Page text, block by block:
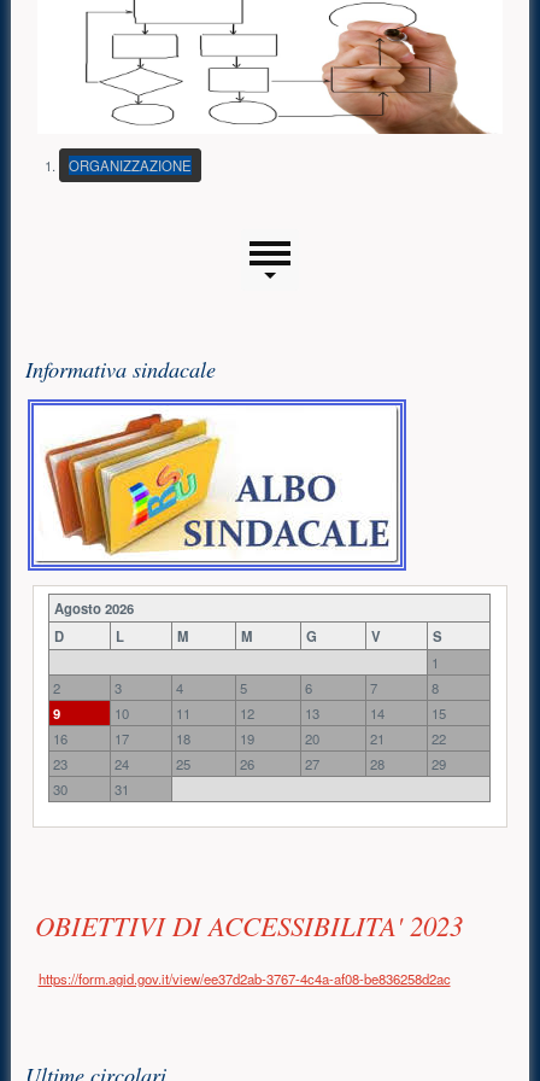
ORGANIZZAZIONE
Menu laterale
Informativa sindacale
Agosto 2026
D
L M M G V
S
1
2
3 4 5 6 7
8
9
10 11 12 13 14
15
16
17 18 19 20 21
22
23
24 25 26 27 28
29
30
31
OBIETTIVI DI ACCESSIBILITA' 2023
https://form.agid.gov.it/view/ee37d2ab-3767-4c4a-af08-be836258d2ac
Ultime circolari